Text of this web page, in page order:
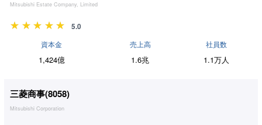
Mitsubishi Estate Company, Limited
5.0
資本金
1,424億
売上高
1.6兆
社員数
1.1万人
三菱商事(8058)
Mitsubishi Corporation